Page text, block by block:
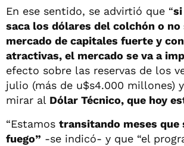
En ese sentido, se advirtió que “si
saca los dólares del colchón o
mercado de capitales fuerte y
atractivas, el mercado se va a
efecto sobre las reservas de los
julio (más de u$s4.000 millones)
mirar al Dólar Técnico, que hoy
“Estamos transitando meses que
fuego” -se indicó- y que “el